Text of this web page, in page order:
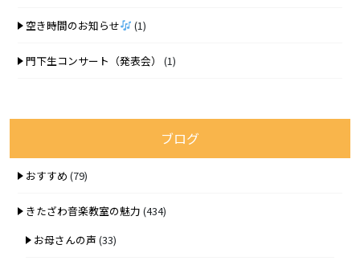
空き時間のお知らせ (1)
門下生コンサート（発表会） (1)
ブログ
おすすめ (79)
きたざわ音楽教室の魅力 (434)
お母さんの声 (33)